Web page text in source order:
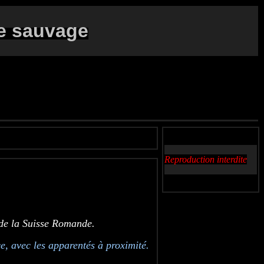
sauvage
la Suisse Romande.
avec les apparentés à proximité.
Reproduction interdite